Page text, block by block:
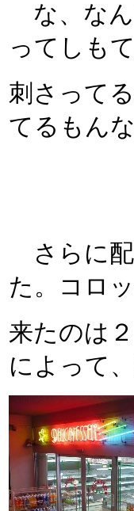
な、なん
ってしも
刺さって
てるもん
さらに配
た。コロ
来たのは
によって